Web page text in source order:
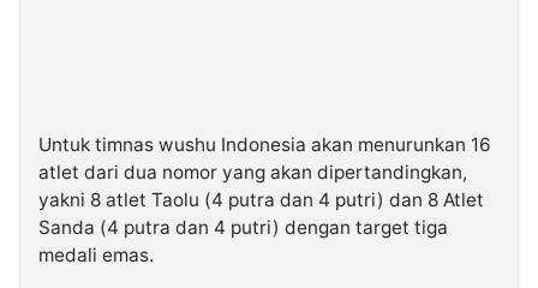
Untuk timnas wushu Indonesia akan menurunkan 16
atlet dari dua nomor yang akan dipertandingkan,
yakni 8 atlet Taolu (4 putra dan 4 putri) dan 8 Atlet
Sanda (4 putra dan 4 putri) dengan target tiga
medali emas.